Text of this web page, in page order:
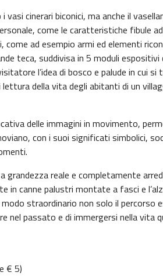
cinerari biconici, ma anche il
come le caratteristiche fibule
ad esempio armi ed elementi
teca, suddivisa in 5 moduli
l’idea di bosco e palude in cui
della vita degli abitanti di un
delle immagini in movimento,
con i suoi significati simbolici,
reale e completamente
canne palustri montate a fasci e
straordinario non solo il
passato e di immergersi nella vita
€ 5)